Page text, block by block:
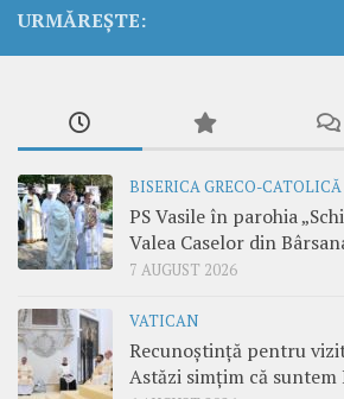
URMĂREȘTE:
BISERICA GRECO-CATOLICĂ
PS Vasile în parohia
Valea Caselor din
7 AUGUST 2026
VATICAN
Recunoștință pentru
Astăzi simțim că suntem